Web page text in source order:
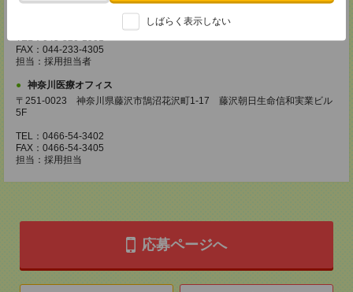
しばらく表示しない
〒221-0835 神奈川県横浜市神奈川区鶴屋町2-23-2 TSプラザビルディング
TEL：045-320-1901
FAX：044-233-4305
担当：採用担当者
神奈川医療オフィス
〒251-0023 神奈川県藤沢市鵠沼花沢町1-17 藤沢朝日生命信和実業ビル
5F
TEL：0466-54-3402
FAX：0466-54-3405
担当：採用担当
応募ページへ